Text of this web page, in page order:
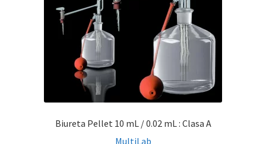
Biureta Pellet 10 mL / 0.02 mL : Clasa A
MultiLab